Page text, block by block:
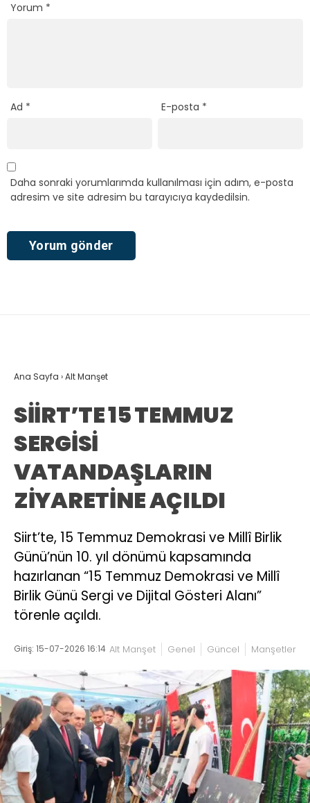
Yorum *
Ad * E-posta *
Daha sonraki yorumlarımda kullanılması için adım, e-posta
adresim ve site adresim bu tarayıcıya kaydedilsin.
Ana Sayfa ›Alt Manşet
SİİRT’TE 15 TEMMUZ
SERGİSİ
VATANDAŞLARIN
ZİYARETİNE AÇILDI
Siirt’te, 15 Temmuz Demokrasi ve Millî Birlik
Günü’nün 10. yıl dönümü kapsamında
hazırlanan “15 Temmuz Demokrasi ve Millî
Birlik Günü Sergi ve Dijital Gösteri Alanı”
törenle açıldı.
Giriş: 15-07-2026 16:14 Alt Manşet Genel Güncel Manşetler